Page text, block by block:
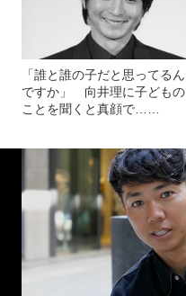
「誰と誰の子だと思ってるん
ですか」 向井理に子どもの
ことを聞くと真顔で……